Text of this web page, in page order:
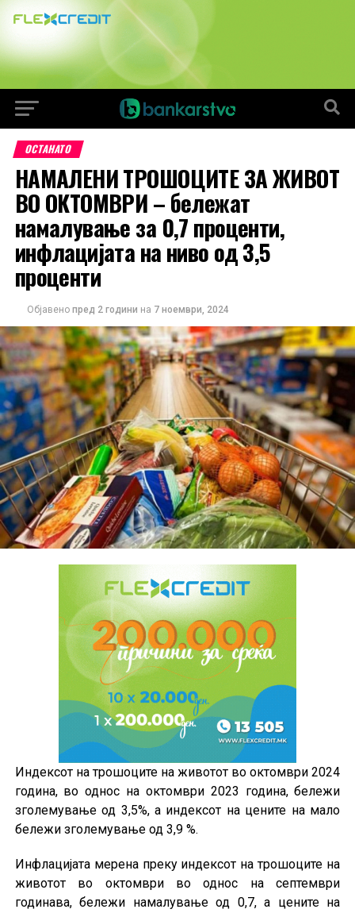
ОСТАНАТО
НАМАЛЕНИ ТРОШОЦИТЕ ЗА ЖИВОТ
ВО ОКТОМВРИ – бележат
намалување за 0,7 проценти,
инфлацијата на ниво од 3,5
проценти
Објавено пред 2 години на 7 ноември, 2024
Индексот на трошоците на животот во октомври 2024
година, во однос на октомври 2023 година, бележи
зголемување од 3,5%, а индексот на цените на мало
бележи зголемување од 3,9 %.
Инфлацијата мерена преку индексот на трошоците на
животот во октомври во однос на септември
годинава, бележи намалување од 0,7, а цените на